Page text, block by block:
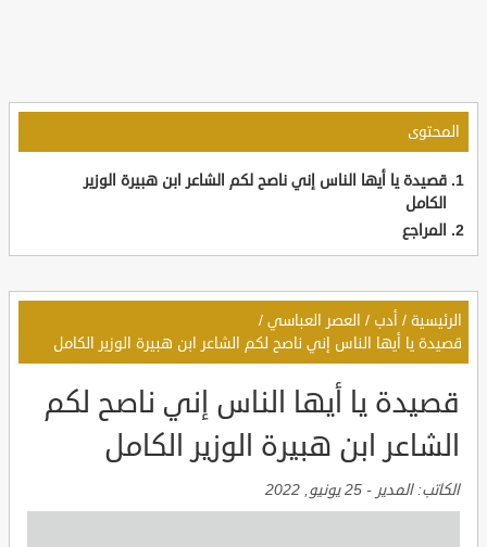
المحتوى
قصيدة يا أيها الناس إني ناصح لكم الشاعر ابن هبيرة الوزير
الكامل
المراجع
الرئيسية / أدب / العصر العباسي /
قصيدة يا أيها الناس إني ناصح لكم الشاعر ابن هبيرة الوزير الكامل
قصيدة يا أيها الناس إني ناصح لكم
الشاعر ابن هبيرة الوزير الكامل
الكاتب:المدير - 25 يونيو, 2022